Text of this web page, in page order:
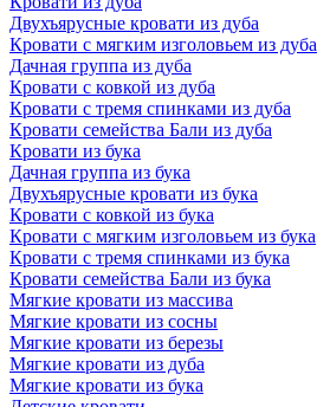
Двухъярусные кровати из дуба
Кровати с мягким изголовьем из дуба
Дачная группа из дуба
Кровати с ковкой из дуба
Кровати с тремя спинками из дуба
Кровати семейства Бали из дуба
Кровати из бука
Дачная группа из бука
Двухъярусные кровати из бука
Кровати с ковкой из бука
Кровати с мягким изголовьем из бука
Кровати с тремя спинками из бука
Кровати семейства Бали из бука
Мягкие кровати из массива
Мягкие кровати из сосны
Мягкие кровати из березы
Мягкие кровати из дуба
Мягкие кровати из бука